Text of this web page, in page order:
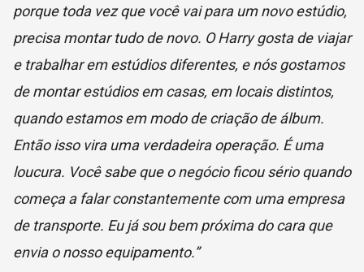
porque toda vez que você vai para um novo estúdio,
precisa montar tudo de novo. O Harry gosta de viajar
e trabalhar em estúdios diferentes, e nós gostamos
de montar estúdios em casas, em locais distintos,
quando estamos em modo de criação de álbum.
Então isso vira uma verdadeira operação. É uma
loucura. Você sabe que o negócio ficou sério quando
começa a falar constantemente com uma empresa
de transporte. Eu já sou bem próxima do cara que
envia o nosso equipamento.”